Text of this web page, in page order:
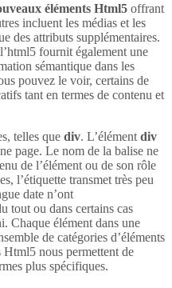
éléments Html5 offrant
incluent les médias et les
des attributs supplémentaires.
fournit également une
sémantique dans les
pouvez le voir, certains de
tant en termes de contenu et
telles que div. L’élément div
page. Le nom de la balise ne
de l’élément ou de son rôle
l’étiquette transmet très peu
date n’ont
tout ou dans certains cas
Chaque élément dans une
de catégories d’éléments
Html5 nous permettent de
plus spécifiques.